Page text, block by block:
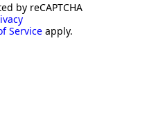
by reCAPTCHA
Service apply.